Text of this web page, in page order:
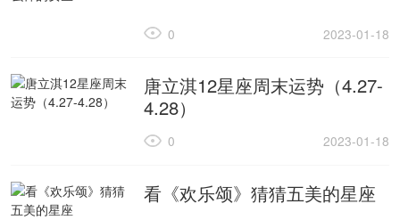
2023-01-18
0
唐立淇12星座周末运势（4.27-
4.28）
2023-01-18
0
看《欢乐颂》猜猜五美的星座